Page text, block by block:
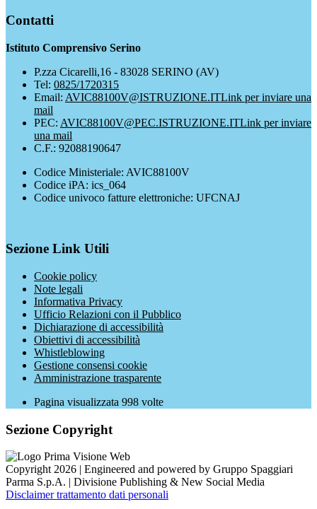
Contatti
Istituto Comprensivo Serino
P.zza Cicarelli,16 - 83028 SERINO (AV)
Tel: 0825/1720315
Email: AVIC88100V@ISTRUZIONE.ITLink per inviare una
mail
PEC: AVIC88100V@PEC.ISTRUZIONE.ITLink per inviare
una mail
C.F.: 92088190647
Codice Ministeriale: AVIC88100V
Codice iPA: ics_064
Codice univoco fatture elettroniche: UFCNAJ
Sezione Link Utili
Cookie policy
Note legali
Informativa Privacy
Ufficio Relazioni con il Pubblico
Dichiarazione di accessibilità
Obiettivi di accessibilità
Whistleblowing
Gestione consensi cookie
Amministrazione trasparente
Pagina visualizzata 998 volte
Sezione Copyright
Copyright 2026 | Engineered and powered by Gruppo Spaggiari
Parma S.p.A. | Divisione Publishing & New Social Media
Disclaimer trattamento dati personali